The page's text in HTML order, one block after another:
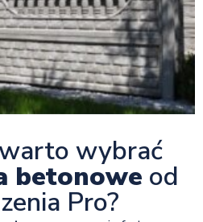
wybrać
betonowe od
Pro?